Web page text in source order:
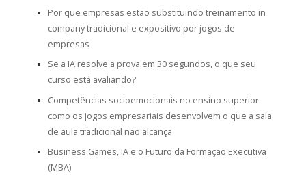
Por que empresas estão substituindo treinamento in
company tradicional e expositivo por jogos de
empresas
Se a IA resolve a prova em 30 segundos, o que seu
curso está avaliando?
Competências socioemocionais no ensino superior:
como os jogos empresariais desenvolvem o que a sala
de aula tradicional não alcança
Business Games, IA e o Futuro da Formação Executiva
(MBA)